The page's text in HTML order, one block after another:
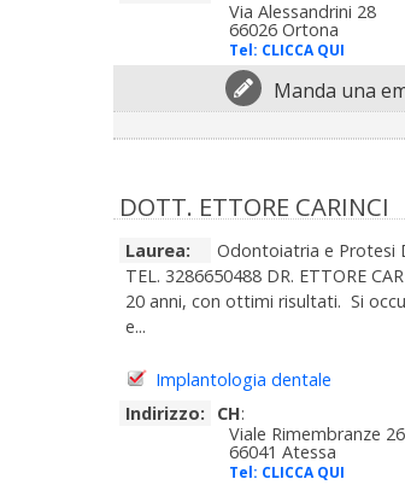
Via Alessandrini 28
66026 Ortona
Tel: CLICCA QUI
Manda una
DOTT. ETTORE CARINCI
Laurea:
Odontoiatria e Protesi
TEL. 3286650488 DR. ETTORE
20 anni, con ottimi risultati. Si
e...
Implantologia dentale
Indirizzo:
CH:
Viale Rimembranze 26
66041 Atessa
Tel: CLICCA QUI